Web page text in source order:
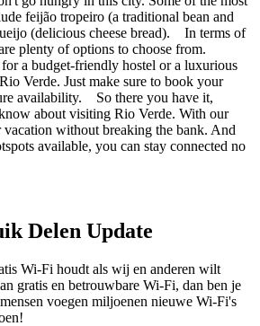
feijão tropeiro (a traditional bean and
(delicious cheese bread). In terms of
plenty of options to choose from.
a budget-friendly hostel or a luxurious
Verde. Just make sure to book your
availability. So there you have it,
about visiting Rio Verde. With our
without breaking the bank. And
available, you can stay connected no
Delen Update
Wi-Fi houdt als wij en anderen wilt
gratis en betrouwbare Wi-Fi, dan ben je
voegen miljoenen nieuwe Wi-Fi's